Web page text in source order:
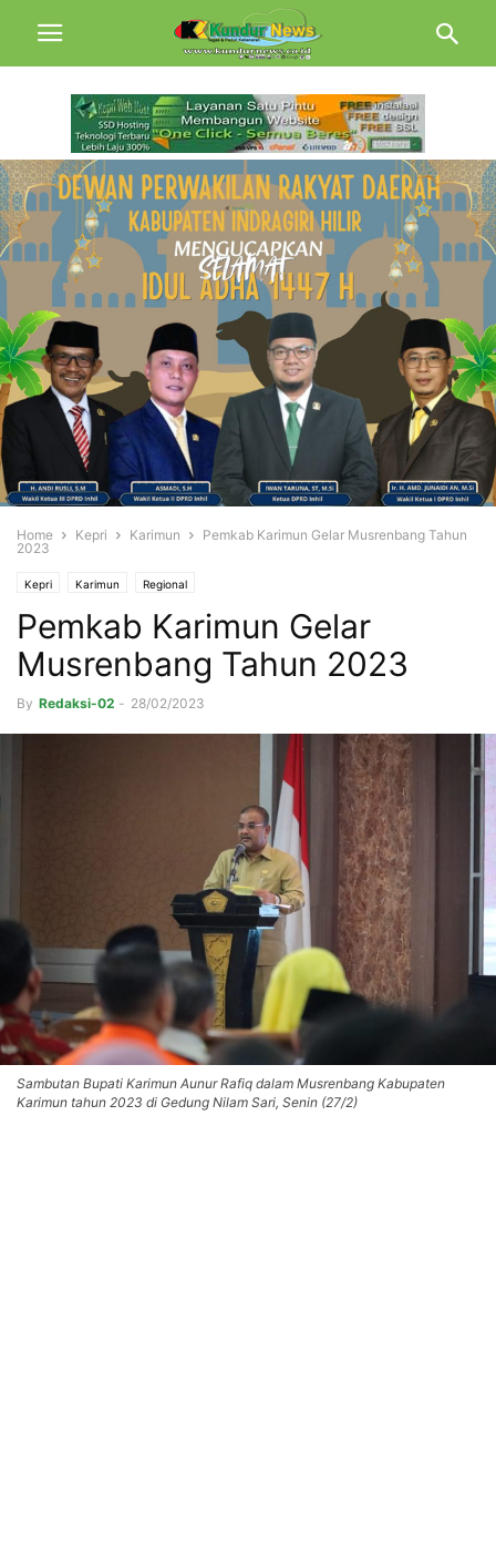
Home Kepri Karimun
Pemkab Karimun Gelar Musrenbang Tahun
2023
Kepri Karimun Regional
Pemkab Karimun Gelar
Musrenbang Tahun 2023
By Redaksi-02 - 28/02/2023
Sambutan Bupati Karimun Aunur Rafiq dalam Musrenbang Kabupaten
Karimun tahun 2023 di Gedung Nilam Sari, Senin (27/2)